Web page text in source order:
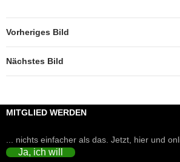
Vorheriges Bild
Nächstes Bild
MITGLIED WERDEN
... nichts einfacher als das. Jetzt, hier und
Ja, ich will